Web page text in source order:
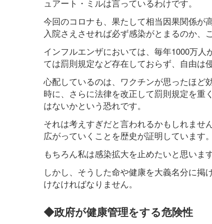
ュアート・ミルは言っているわけです。
今回のコロナも、果たして相当因果関係が
入院さえさせれば必ず感染がとまるのか、
インフルエンザにおいては、毎年1000万
ては罰則規定など存在しておらず、自由は
心配しているのは、ワクチンが思ったほど
時に、さらに法律を改正して罰則規定を重
はないかという恐れです。
それは考えすぎだと言われるかもしれませ
広がっていくことを歴史が証明しています。
もちろん私は感染拡大を止めたいと思いま
しかし、そうした命や健康を大義名分に
けなければなりません。
◆政府が健康管理をする危険性